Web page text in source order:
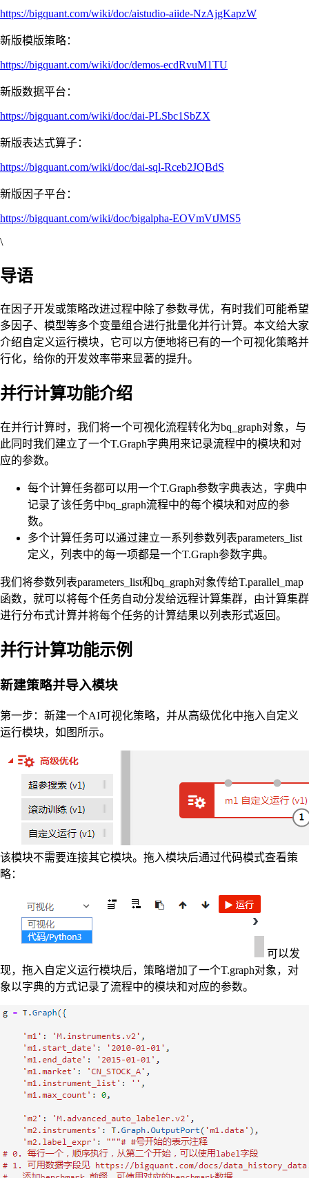
https://bigquant.com/wiki/doc/aistudio-aiide-NzAjgKapzW
新版模版策略：
https://bigquant.com/wiki/doc/demos-ecdRvuM1TU
新版数据平台：
https://bigquant.com/wiki/doc/dai-PLSbc1SbZX
新版表达式算子：
https://bigquant.com/wiki/doc/dai-sql-Rceb2JQBdS
新版因子平台：
https://bigquant.com/wiki/doc/bigalpha-EOVmVtJMS5
\
导语
在因子开发或策略改进过程中除了参数寻优，有时我们可能希望
多因子、模型等多个变量组合进行批量化并行计算。本文给大家
介绍自定义运行模块，它可以方便地将已有的一个可视化策略并
行化，给你的开发效率带来显著的提升。
并行计算功能介绍
在并行计算时，我们将一个可视化流程转化为bq_graph对象，与
此同时我们建立了一个T.Graph字典用来记录流程中的模块和对
应的参数。
每个计算任务都可以用一个T.Graph参数字典表达，字典中
记录了该任务中bq_graph流程中的每个模块和对应的参
数。
多个计算任务可以通过建立一系列参数列表parameters_list
定义，列表中的每一项都是一个T.Graph参数字典。
我们将参数列表parameters_list和bq_graph对象传给T.parallel_map
函数，就可以将每个任务自动分发给远程计算集群，由计算集群
进行分布式计算并将每个任务的计算结果以列表形式返回。
并行计算功能示例
新建策略并导入模块
第一步：新建一个AI可视化策略，并从高级优化中拖入自定义
运行模块，如图所示。
该模块不需要连接其它模块。拖入模块后通过代码模式查看策
略：
可以发
现，拖入自定义运行模块后，策略增加了一个T.graph对象，对
象以字典的方式记录了流程中的模块和对应的参数。